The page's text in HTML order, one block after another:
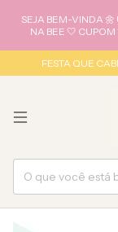
SEJA BEM-VINDA 🌼
NA BEE 🤍
FESTA QUE